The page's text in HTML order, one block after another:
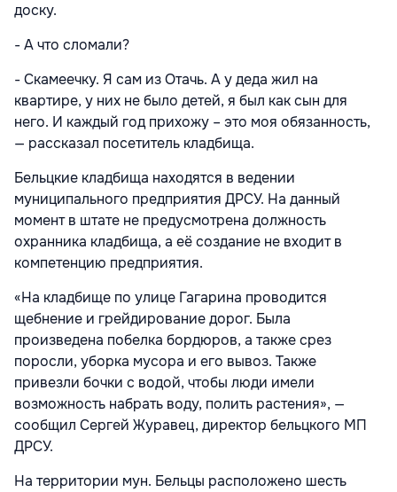
доску.
- А что сломали?
- Скамеечку. Я сам из Отачь. А у деда жил на
квартире, у них не было детей, я был как сын для
него. И каждый год прихожу – это моя обязанность,
— рассказал посетитель кладбища.
Бельцкие кладбища находятся в ведении
муниципального предприятия ДРСУ. На данный
момент в штате не предусмотрена должность
охранника кладбища, а её создание не входит в
компетенцию предприятия.
«На кладбище по улице Гагарина проводится
щебнение и грейдирование дорог. Была
произведена побелка бордюров, а также срез
поросли, уборка мусора и его вывоз. Также
привезли бочки с водой, чтобы люди имели
возможность набрать воду, полить растения», —
сообщил Сергей Журавец, директор бельцкого МП
ДРСУ.
На территории мун. Бельцы расположено шесть